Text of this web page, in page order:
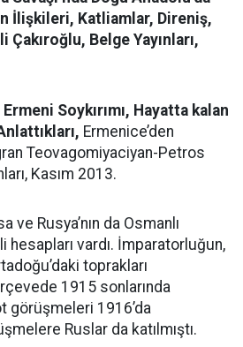
İlişkileri, Katliamlar, Direniş,
Çakıroğlu, Belge Yayınları,
Ermeni Soykırımı, Hayatta kalan
Ermenice’den
Teovagomiyaciyan-Petros
Kasım 2013.
ve Rusya’nın da Osmanlı
vardı. İmparatorluğun,
toprakları
1915 sonlarında
görüşmeleri 1916’da
Ruslar da katılmıştı.